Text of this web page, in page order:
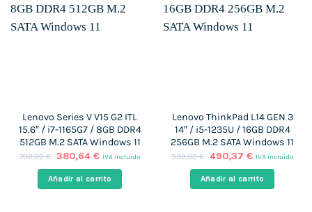
Lenovo Series V V15 G2 ITL
15.6″ / i7-1165G7 / 8GB DDR4
512GB M.2 SATA Windows 11
700,00€ El
original
era:
380,64 €El
actual
es:
IVA incluido
Añadir al carrito
Lenovo ThinkPad L14 GEN 3
14″ / i5-1235U / 16GB DDR4
256GB M.2 SATA Windows 11
939,00€ El
original
era:
490,37 €El
actual
es:
IVA incluido
Añadir al carrito